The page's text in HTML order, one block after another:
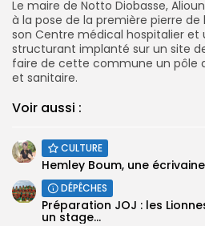
Le maire de Notto Diobasse,
à la pose de la première pierre de
son Centre médical hospitalier et
structurant implanté sur un site
faire de cette commune un pôle
et sanitaire.
Voir aussi :
CULTURE
Hemley Boum, une
DÉPÊCHES
Préparation JOJ : les
un stage...